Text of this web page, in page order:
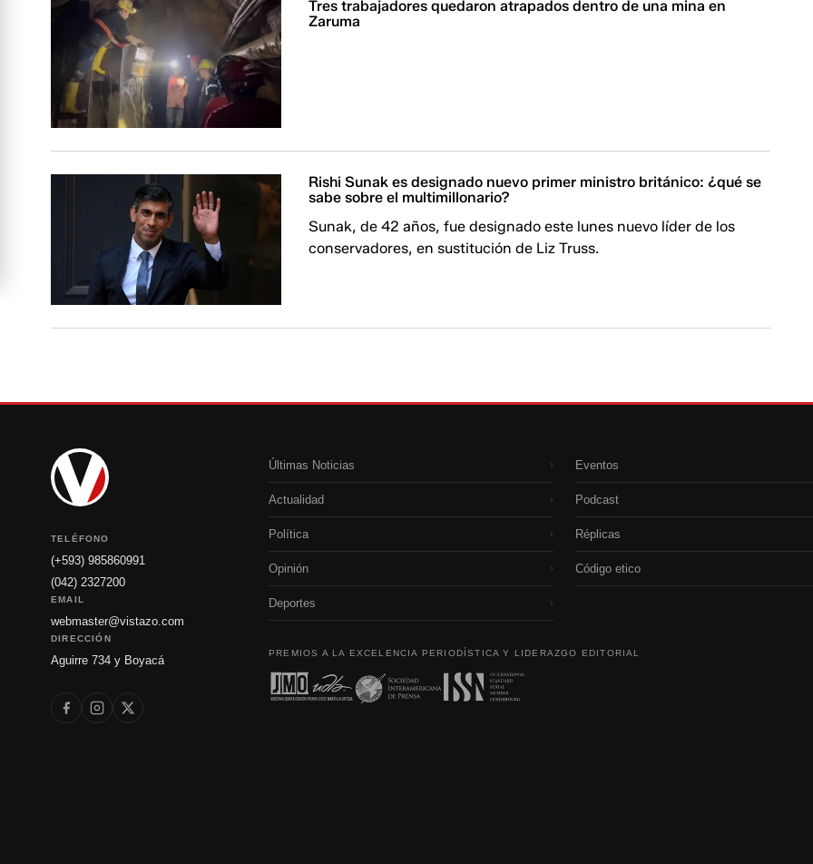
Tres trabajadores quedaron atrapados dentro de una mina en
Zaruma
Rishi Sunak es designado nuevo primer ministro británico: ¿qué se
sabe sobre el multimillonario?
Sunak, de 42 años, fue designado este lunes nuevo líder de los
conservadores, en sustitución de Liz Truss.
TELÉFONO
(+593) 985860991
(042) 2327200
EMAIL
webmaster@vistazo.com
DIRECCIÓN
Aguirre 734 y Boyacá
Últimas Noticias ›
Actualidad ›
Política ›
Opinión ›
Deportes ›
Eventos
Podcast
Réplicas
Código etico
PREMIOS A LA EXCELENCIA PERIODÍSTICA Y LIDERAZGO EDITORIAL